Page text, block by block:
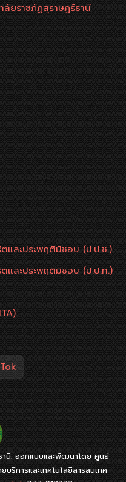
ยราชภัฏสุราษฎร์ธานี
ตและประพฤติมิชอบ (ป.ป.ช.)
ตและประพฤติมิชอบ (ป.ป.ท.)
นี. ออกแบบและพัฒนาโดย ศูนย์
ริการและเทคโนโลยีสารสนเทศ